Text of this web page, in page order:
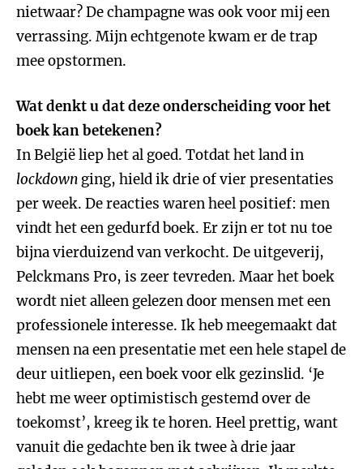
nietwaar? De champagne was ook voor mij een
verrassing. Mijn echtgenote kwam er de trap
mee opstormen.
Wat denkt u dat deze onderscheiding voor het
boek kan betekenen?
In België liep het al goed. Totdat het land in
lockdown ging, hield ik drie of vier presentaties
per week. De reacties waren heel positief: men
vindt het een gedurfd boek. Er zijn er tot nu toe
bijna vierduizend van verkocht. De uitgeverij,
Pelckmans Pro, is zeer tevreden. Maar het boek
wordt niet alleen gelezen door mensen met een
professionele interesse. Ik heb meegemaakt dat
mensen na een presentatie met een hele stapel de
deur uitliepen, een boek voor elk gezinslid. ‘Je
hebt me weer optimistisch gestemd over de
toekomst’, kreeg ik te horen. Heel prettig, want
vanuit die gedachte ben ik twee à drie jaar